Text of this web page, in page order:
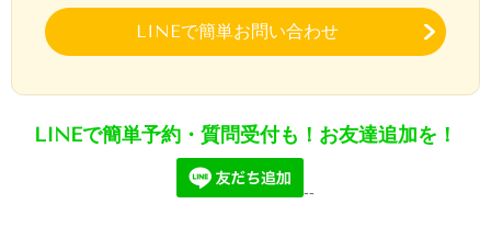
LINEで簡単お問い合わせ
LINEで簡単予約・質問受付も！お友達追加を！
--